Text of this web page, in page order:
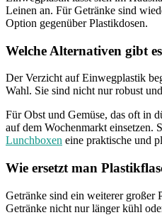
Leinen an. Für Getränke sind
Option gegenüber Plastikdosen.
Welche Alternativen gibt
Der Verzicht auf Einwegplastik
Wahl. Sie sind nicht nur robust
Für Obst und Gemüse, das oft in
auf dem Wochenmarkt einsetzen.
Lunchboxen eine praktische und
Wie ersetzt man
Getränke sind ein weiterer großer
Getränke nicht nur länger kühl